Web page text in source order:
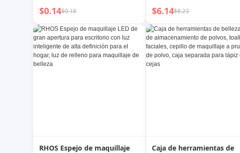
con estuche portátil para
polvos sueltos, colorete,
iluminador y sombra de ojos
$0.14$0.18
cara con relieve, maquillaje
mate, brillante,
impermeable, natural,
desnudo, iluminador para
mejillas
$6.14$8.23
RHOS Espejo de maquillaje
Caja de herramientas de